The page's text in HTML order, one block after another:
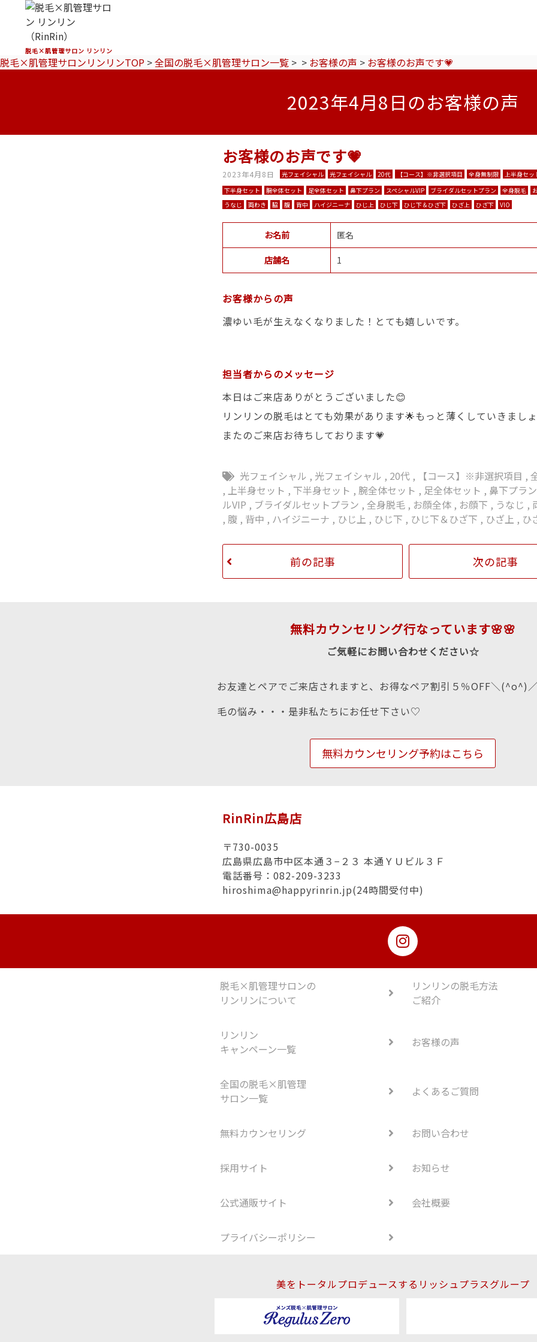
脱毛×肌管理サロン リンリン
脱毛×肌管理サロンリンリンTOP >全国の脱毛×肌管理サロン一覧 > > お客様の声 > お客様のお声です💗
2023年4月8日のお客様の声
お客様のお声です💗
2023年4月8日 光フェイシャル 光フェイシャル 20代 【コース】※非選択項目 全身無制限
上半身セッ
下半身セット
腕全体セット 足全体セット 鼻下プラン スペシャルVIP ブライダルセットプラン 全身脱毛
うなじ
両わき 脇 腹 背中 ハイジニーナ ひじ上 ひじ下 ひじ下＆ひざ下 ひざ上 ひざ下 VIO
お名前 匿名
店舗名 1
お客様からの声
濃ゆい毛が生えなくなりました！とても嬉しいです。
担当者からのメッセージ
本日はご来店ありがとうございました😊
リンリンの脱毛はとても効果があります🌟もっと薄くしていきまし
またのご来店お待ちしております💗
光フェイシャル , 光フェイシャル , 20代 , 【コース】※非選択項目 ,
,上半身セット , 下半身セット , 腕全体セット , 足全体セット , 鼻下プラン
ルVIP , ブライダルセットプラン ,全身脱毛 , お顔全体 , お顔下 , うなじ ,
, 腹 , 背中 , ハイジニーナ , ひじ上 , ひじ下 , ひじ下＆ひざ下 , ひざ上 , ひ
前の記事 次の記事
無料カウンセリング行なっています🌸🌸
ご気軽にお問い合わせください☆
お友達とペアでご来店されますと、お得なペア割引５％OFF＼(^o^)
毛の悩み・・・是非私たちにお任せ下さい♡
無料カウンセリング予約はこちら
RinRin広島店
〒730-0035
広島県広島市中区本通３−２３ 本通ＹＵビル３Ｆ
電話番号：082-209-3233
hiroshima@happyrinrin.jp(24時間受付中)
脱毛×肌管理サロンの
リンリンについて
リンリンの脱毛方法
ご紹介
リンリン
キャンペーン一覧
お客様の声
全国の脱毛×肌管理
サロン一覧
よくあるご質問
無料カウンセリング お問い合わせ
採用サイト お知らせ
公式通販サイト 会社概要
プライバシーポリシー
美をトータルプロデュースするリッシュプラスグループ